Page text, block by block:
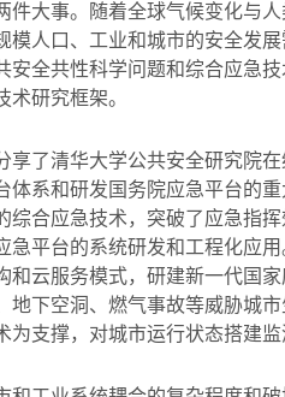
件大事。随着全球气候变化与
模人口、工业和城市的安全发
安全共性科学问题和综合应急
研究框架。
享了清华大学公共安全研究院
体系和研发国务院应急平台的
综合应急技术，突破了应急指
急平台的系统研发和工程化应
和云服务模式，研建新一代国
地下空洞、燃气事故等威胁城
为支撑，对城市运行状态搭建